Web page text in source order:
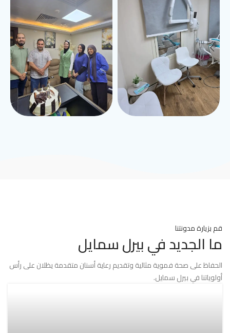
قم بزيارة مدونتنا
ما الجديد في بيرل سمايل
الحفاظ على صحة فموية مثالية وتقديم رعاية أسنان متقدمة يظلان على رأس
أولوياتنا في بيرل سمايل.